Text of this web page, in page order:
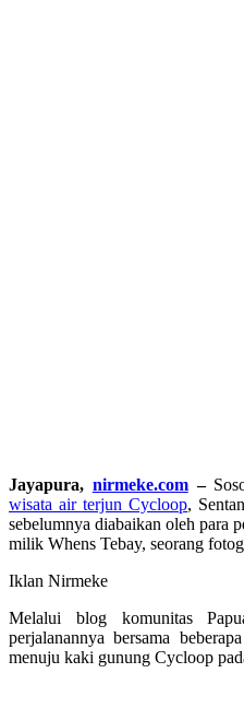
Jayapura, nirmeke.com–
wisata air terjun Cycloop,
sebelumnya diabaikan oleh para
milik Whens Tebay, seorang
Iklan Nirmeke
Melalui blog komunitas
perjalanannya bersama
menuju kaki gunung Cycloop